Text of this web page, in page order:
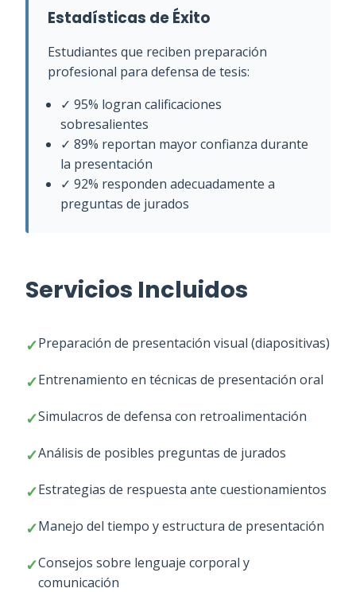
Estadísticas de Éxito
Estudiantes que reciben preparación
profesional para defensa de tesis:
✓ 95% logran calificaciones
sobresalientes
✓ 89% reportan mayor confianza durante
la presentación
✓ 92% responden adecuadamente a
preguntas de jurados
Servicios Incluidos
Preparación de presentación visual (diapositivas)
Entrenamiento en técnicas de presentación oral
Simulacros de defensa con retroalimentación
Análisis de posibles preguntas de jurados
Estrategias de respuesta ante cuestionamientos
Manejo del tiempo y estructura de presentación
Consejos sobre lenguaje corporal y
comunicación